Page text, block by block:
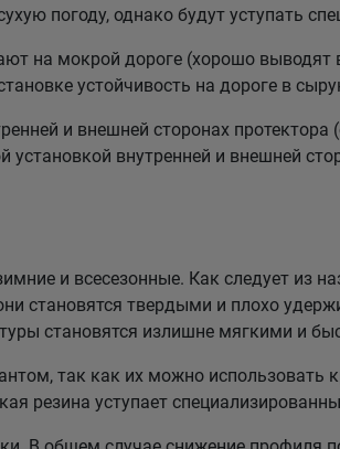
погоду, однако будут уступать
на мокрой дороге (хорошо выводят
устойчивость на дороге в
и внешней сторонах протектора
внутренней и внешней
и всесезонные. Как следует из
становятся твердыми и плохо
становятся излишне мягкими и
так как их можно использовать
резина уступает